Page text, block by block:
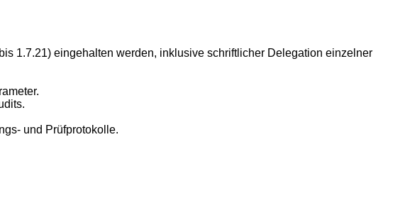
1.7.21) eingehalten werden, inklusive schriftlicher Delegation einzelner
und Prüfprotokolle.